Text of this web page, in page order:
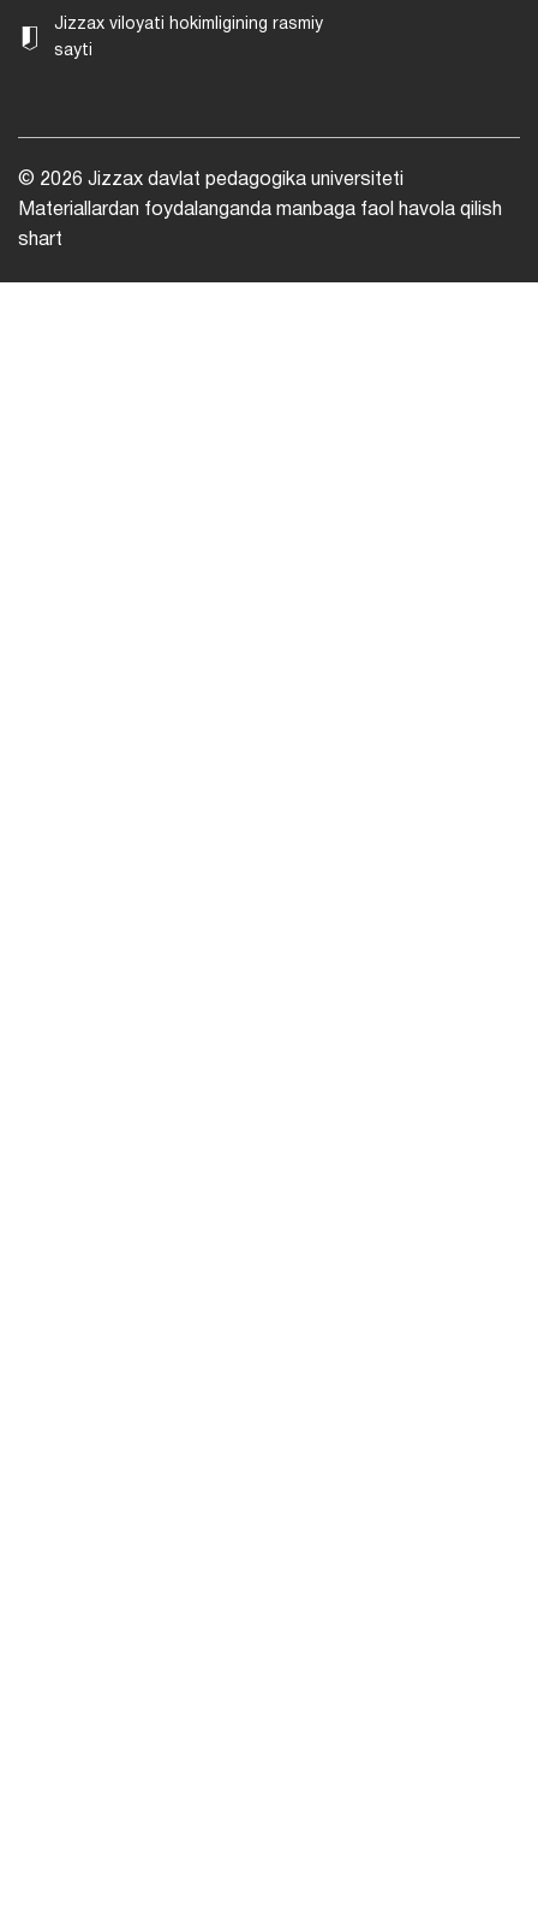
Jizzax viloyati hokimligining rasmiy
sayti
© 2026 Jizzax davlat pedagogika universiteti
Materiallardan foydalanganda manbaga faol havola qilish
shart